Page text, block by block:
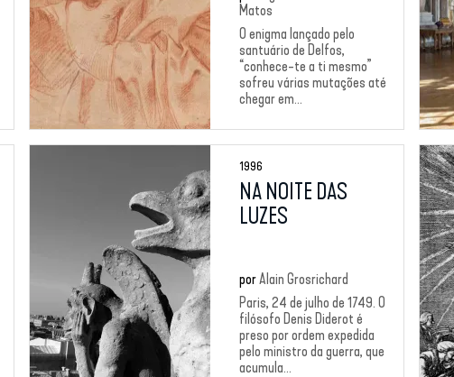
Matos
O enigma lançado pelo
santuário de Delfos,
“conhece-te a ti mesmo”
sofreu várias mutações até
chegar em...
1996
NA NOITE DAS
LUZES
porAlain Grosrichard
Paris, 24 de julho de 1749. O
filósofo Denis Diderot é
preso por ordem expedida
pelo ministro da guerra, que
acumula...